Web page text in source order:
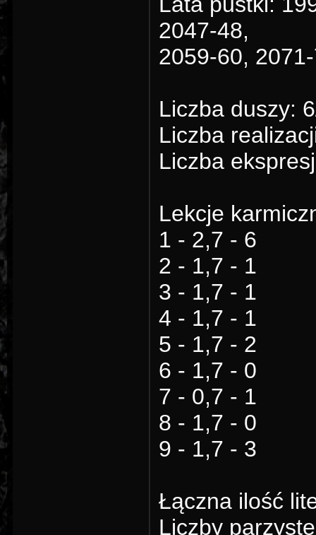
2047-48,
2059-60,
Liczba duszy:
Liczba
Liczba
Lekcje
1 - 2,7 - 6
2 - 1,7 - 1
3 - 1,7 - 1
4 - 1,7 - 1
5 - 1,7 - 2
6 - 1,7 - 0
7 - 0,7 - 1
8 - 1,7 - 0
9 - 1,7 - 3
Łączna ilość
Liczby